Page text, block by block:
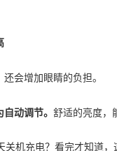
会增加眼睛的负担。
动调节。 舒适的亮度，